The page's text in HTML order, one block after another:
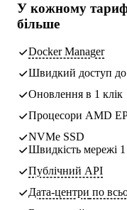
У кожному
більше
Docker Manager
Швидкий доступ до
Оновлення в 1 клік
Процесори AMD
NVMe SSD
Швидкість мережі 1
Публічний API
Дата-центри по